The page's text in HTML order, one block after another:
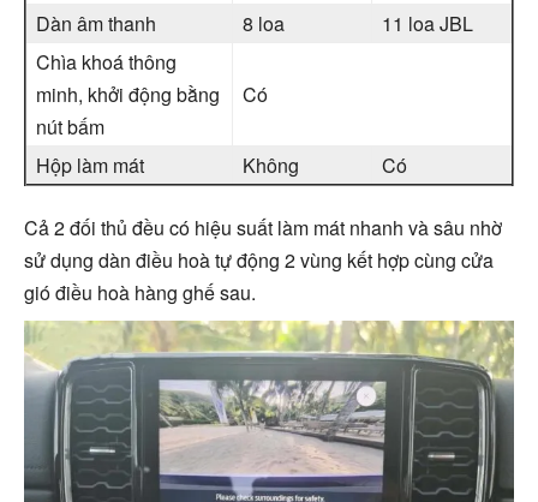
Dàn âm thanh
8 loa
11 loa JBL
Chìa khoá thông
minh, khởi động bằng
nút bấm
Có
Hộp làm mát Không Có
Cả 2 đối thủ đều có hiệu suất làm mát nhanh và sâu nhờ
sử dụng dàn điều hoà tự động 2 vùng kết hợp cùng cửa
gió điều hoà hàng ghế sau.